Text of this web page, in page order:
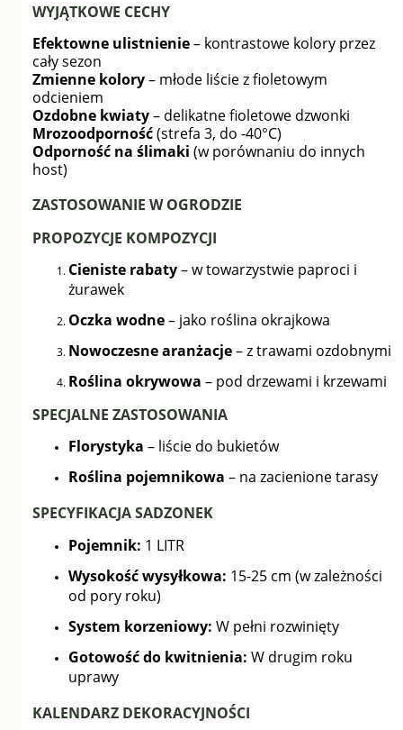
WYJĄTKOWE CECHY
Efektowne ulistnienie– kontrastowe kolory przez
cały sezon
Zmienne kolory– młode liście z fioletowym
odcieniem
Ozdobne kwiaty– delikatne fioletowe dzwonki
Mrozoodporność(strefa 3, do -40°C)
Odporność na ślimaki (w porównaniu do innych
host)
ZASTOSOWANIE W OGRODZIE
PROPOZYCJE KOMPOZYCJI
Cieniste rabaty– w towarzystwie paproci i
żurawek
Oczka wodne– jako roślina okrajkowa
Nowoczesne aranżacje– z trawami ozdobnymi
Roślina okrywowa – pod drzewami i krzewami
SPECJALNE ZASTOSOWANIA
Florystyka – liście do bukietów
Roślina pojemnikowa – na zacienione tarasy
SPECYFIKACJA SADZONEK
Pojemnik: 1 LITR
Wysokość wysyłkowa: 15-25 cm (w zależności
od pory roku)
System korzeniowy: W pełni rozwinięty
Gotowość do kwitnienia: W drugim roku
uprawy
KALENDARZ DEKORACYJNOŚCI